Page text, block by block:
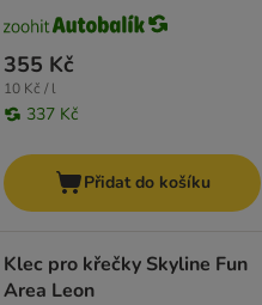
355 Kč
10 Kč / l
337 Kč
Přidat do košíku
Klec pro křečky Skyline Fun
Area Leon